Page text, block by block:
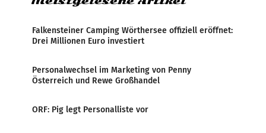
Falkensteiner Camping Wörthersee offiziell eröffnet:
Drei Millionen Euro investiert
Personalwechsel im Marketing von Penny
Österreich und Rewe Großhandel
ORF: Pig legt Personalliste vor